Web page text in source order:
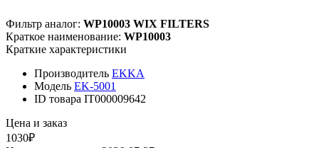
Фильтр аналог: WP10003 WIX FILTERS
Краткое наименование: WP10003
Краткие характеристики
Производитель EKKA
Модель EK-5001
ID товара IT000009642
Цена и заказ
1030₽